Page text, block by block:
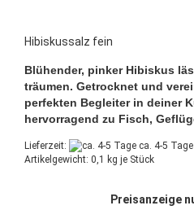
Hibiskussalz fein
Blühender, pinker Hibiskus
träumen. Getrocknet und
perfekten Begleiter in deiner
hervorragend zu Fisch,
Lieferzeit: ca. 4-5 Tage
Artikelgewicht: 0,1 kg je Stück
Preisanzeige